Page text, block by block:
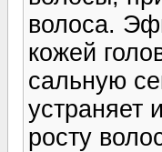
волоса.
кожей
сальную
устраняет
росту